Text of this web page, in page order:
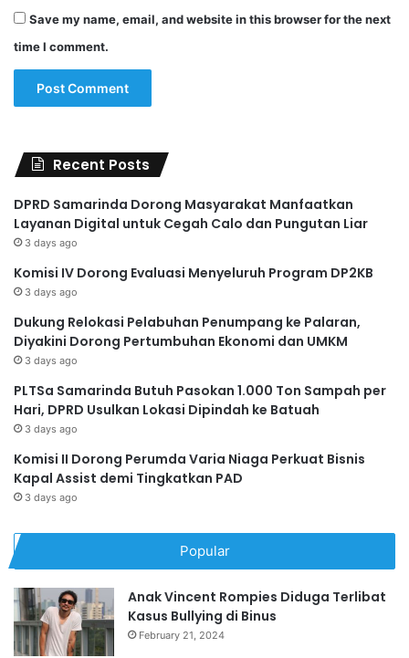
Save my name, email, and website in this browser for the next
time I comment.
Recent Posts
DPRD Samarinda Dorong Masyarakat Manfaatkan
Layanan Digital untuk Cegah Calo dan Pungutan Liar
3 days ago
Komisi IV Dorong Evaluasi Menyeluruh Program DP2KB
3 days ago
Dukung Relokasi Pelabuhan Penumpang ke Palaran,
Diyakini Dorong Pertumbuhan Ekonomi dan UMKM
3 days ago
PLTSa Samarinda Butuh Pasokan 1.000 Ton Sampah per
Hari, DPRD Usulkan Lokasi Dipindah ke Batuah
3 days ago
Komisi II Dorong Perumda Varia Niaga Perkuat Bisnis
Kapal Assist demi Tingkatkan PAD
3 days ago
Popular
Anak Vincent Rompies Diduga Terlibat
Kasus Bullying di Binus
February 21, 2024